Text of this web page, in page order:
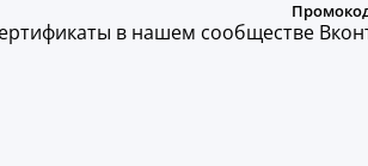
в нашем сообществе